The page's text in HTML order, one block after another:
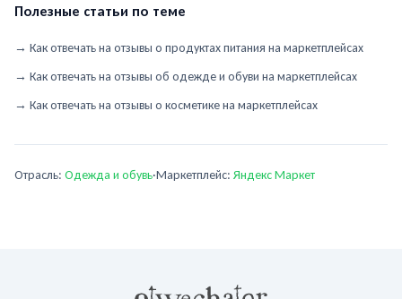
Полезные статьи по теме
→ Как отвечать на отзывы о продуктах питания на маркетплейсах
→ Как отвечать на отзывы об одежде и обуви на маркетплейсах
→ Как отвечать на отзывы о косметике на маркетплейсах
Отрасль: Одежда и обувь·Маркетплейс: Яндекс Маркет